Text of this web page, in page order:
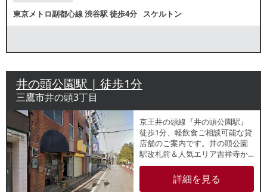
東京メトロ副都心線渋谷駅徒歩4分 スケルトン
井の頭公園駅 | 徒歩1分
三鷹市井の頭3丁目
京王井の頭線『井の頭公園駅』
徒歩1分、軽飲食ご相談可能な貸
店舗のご案内です。井の頭公園
駅改札前＆人気エリア吉祥寺か
らも徒歩10分程度の好立地！白
を基調とした美内装で明るい室
内になっております。詳細はレ
詳細を見る